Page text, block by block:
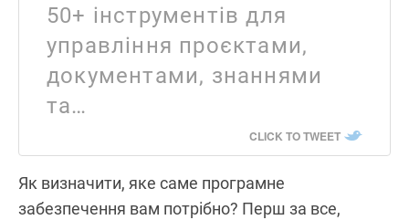
50+ інструментів для
управління проєктами,
документами, знаннями
та…
CLICK TO TWEET
Як визначити, яке саме програмне
забезпечення вам потрібно? Перш за все,